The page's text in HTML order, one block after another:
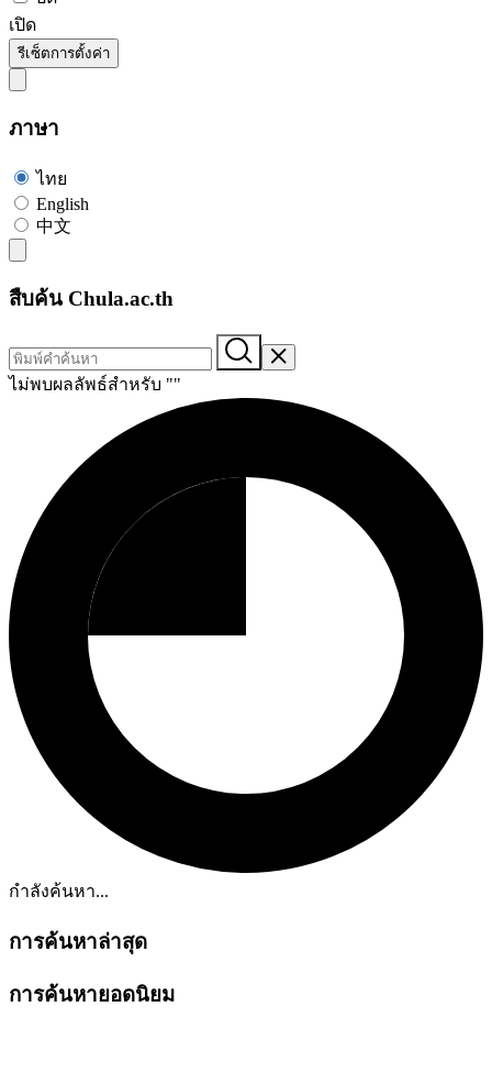
เปิด
รีเซ็ตการตั้งค่า
ภาษา
ไทย
English
中文
สืบค้น Chula.ac.th
ไม่พบผลลัพธ์สำหรับ ""
กำลังค้นหา...
การค้นหาล่าสุด
การค้นหายอดนิยม